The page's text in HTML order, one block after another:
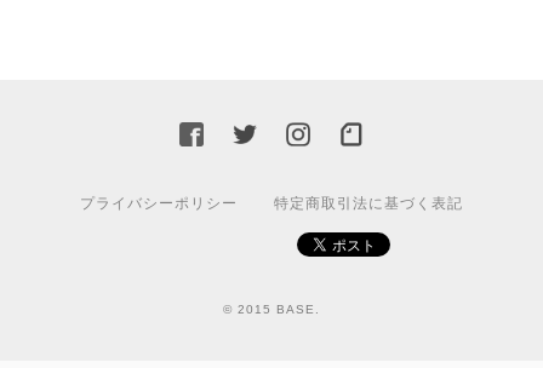
プライバシーポリシー 特定商取引法に基づく表記
© 2015 BASE.